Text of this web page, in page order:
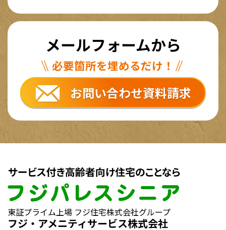
メールフォームから
必要箇所を埋めるだけ！
お問い合わせ資料請求
東証プライム上場 フジ住宅株式会社グループ
フジ・アメニティサービス株式会社